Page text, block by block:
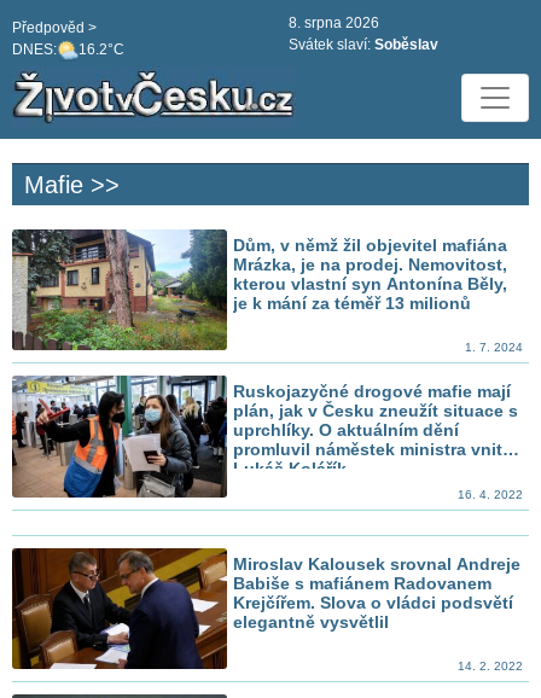
DNES: 16.2°C
Předpověd >
8. srpna 2026
Svátek slaví: Soběslav
Mafie >>
Dům, v němž žil objevitel mafiána
Mrázka, je na prodej. Nemovitost,
kterou vlastní syn Antonína Běly,
je k mání za téměř 13 milionů
1. 7. 2024
Ruskojazyčné drogové mafie mají
plán, jak v Česku zneužít situace s
uprchlíky. O aktuálním dění
promluvil náměstek ministra vnitra
Lukáš Kolářík
16. 4. 2022
Miroslav Kalousek srovnal Andreje
Babiše s mafiánem Radovanem
Krejčířem. Slova o vládci podsvětí
elegantně vysvětlil
14. 2. 2022